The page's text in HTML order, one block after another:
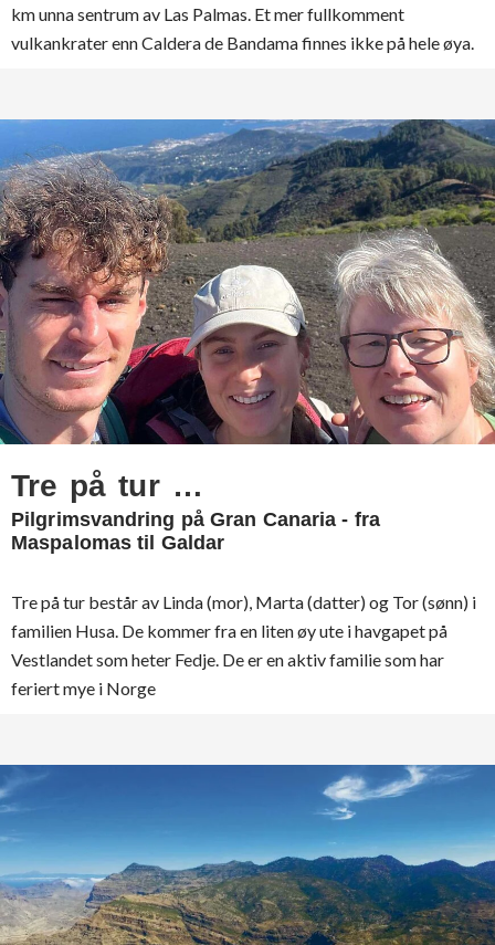
km unna sentrum av Las Palmas. Et mer fullkomment
vulkankrater enn Caldera de Bandama finnes ikke på hele øya.
Tre på tur …
Pilgrimsvandring på Gran Canaria - fra
Maspalomas til Galdar
Tre på tur består av Linda (mor), Marta (datter) og Tor (sønn) i
familien Husa. De kommer fra en liten øy ute i havgapet på
Vestlandet som heter Fedje. De er en aktiv familie som har
feriert mye i Norge